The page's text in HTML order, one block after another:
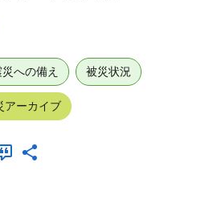
災への備え 被災状況
アーカイブ